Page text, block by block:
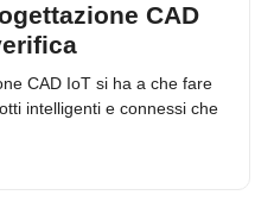
CAD
CAD IoT si ha a che fare
intelligenti e connessi che